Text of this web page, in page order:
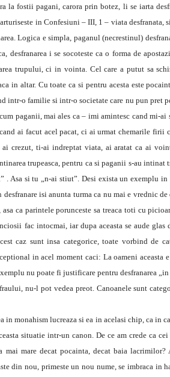
la fostii pagani, carora prin botez, li se iarta
in Confesiuni – III, 1 – viata desfranata,
Logica e simpla, paganul (necrestinul)
desfranarea i se socoteste ca o forma de
trupului, ci in vointa. Cel care a putut sa
in altar. Cu toate ca si pentru acesta este
intr-o familie si intr-o societate care nu pun pret
paganii, mai ales ca – imi amintesc cand mi-
ai facut acel pacat, ci ai urmat chemarile firii
crezut, ti-ai indreptat viata, ai aratat ca ai
trupeasca, pentru ca si paganii s-au intinat
. Asa si tu „n-ai stiut”. Desi exista un exemplu
desfranare isi anunta turma ca nu mai e vrednic
asa ca parintele porunceste sa treaca toti cu
fac intocmai, iar dupa aceasta se aude
caz sunt insa categorice, toate vorbind de
in acel moment caci: La oameni aceasta
nu poate fi justificare pentru desfranarea
nu-l pot vedea preot. Canoanele sunt
in monahism lucreaza si ea in acelasi chip, ca in
situatie intr-un canon. De ce am crede ca
mai mare decat pocainta, decat baia
din nou, primeste un nou nume, se imbraca in